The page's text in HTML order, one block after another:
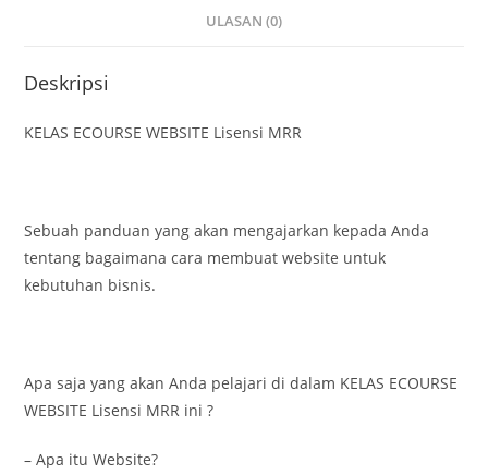
ULASAN (0)
Deskripsi
KELAS ECOURSE WEBSITE Lisensi MRR
Sebuah panduan yang akan mengajarkan kepada Anda
tentang bagaimana cara membuat website untuk
kebutuhan bisnis.
Apa saja yang akan Anda pelajari di dalam KELAS ECOURSE
WEBSITE Lisensi MRR ini ?
– Apa itu Website?